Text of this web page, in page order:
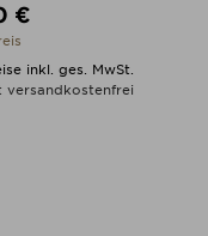
€
inkl. ges. MwSt.
versandkostenfrei